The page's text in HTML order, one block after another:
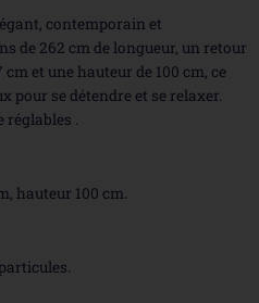
contemporain et
de 262 cm de longueur, un retour
et une hauteur de 100 cm, ce
pour se détendre et se relaxer.
réglables .
hauteur 100 cm.